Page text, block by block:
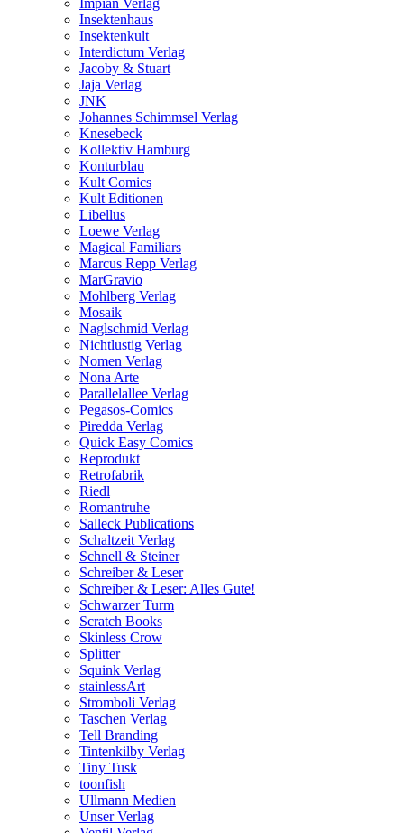
Impian Verlag
Insektenhaus
Insektenkult
Interdictum Verlag
Jacoby & Stuart
Jaja Verlag
JNK
Johannes Schimmsel Verlag
Knesebeck
Kollektiv Hamburg
Konturblau
Kult Comics
Kult Editionen
Libellus
Loewe Verlag
Magical Familiars
Marcus Repp Verlag
MarGravio
Mohlberg Verlag
Mosaik
Naglschmid Verlag
Nichtlustig Verlag
Nomen Verlag
Nona Arte
Parallelallee Verlag
Pegasos-Comics
Piredda Verlag
Quick Easy Comics
Reprodukt
Retrofabrik
Riedl
Romantruhe
Salleck Publications
Schaltzeit Verlag
Schnell & Steiner
Schreiber & Leser
Schreiber & Leser: Alles Gute!
Schwarzer Turm
Scratch Books
Skinless Crow
Splitter
Squink Verlag
stainlessArt
Stromboli Verlag
Taschen Verlag
Tell Branding
Tintenkilby Verlag
Tiny Tusk
toonfish
Ullmann Medien
Unser Verlag